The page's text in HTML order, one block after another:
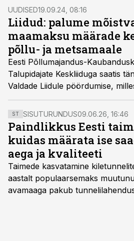
diferentseerimiseks nii, et
proportsionaalne.
UUDISED19.09.24, 08:16
Liidud: palume
maamaksu määrade
põllu- ja metsamaale
Eesti Põllumajandus-
Talupidajate Keskliiduga saatis
Valdade Liidule pöördumise,
suhtumist, vastutustundlikkust
määrade kehtestamisel
ST SISUTURUNDUS09.06.26, 16:46
Paindlikkus Eesti
kuidas määrata ise
aega ja kvaliteeti
Taimede kasvatamine
aastalt populaarsemaks
avamaaga pakub